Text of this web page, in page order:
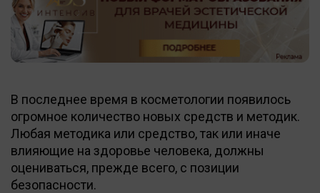
В последнее время в косметологии появилось
огромное количество новых средств и методик.
Любая методика или средство, так или иначе
влияющие на здоровье человека, должны
оцениваться, прежде всего, с позиции
безопасности.